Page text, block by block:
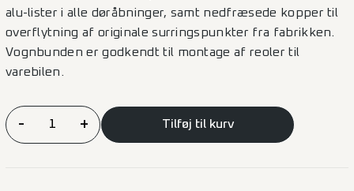
alu-lister i alle døråbninger, samt nedfræsede kopper til
overflytning af originale surringspunkter fra fabrikken.
Vognbunden er godkendt til montage af reoler til
varebilen.
Vognbund
Master/Interstar
- + Tilføj til kurv